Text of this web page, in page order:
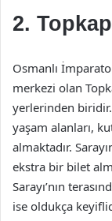
2.
Osmanlı
merkezi olan
yerlerinden biridir.
yaşam alanları,
almaktadır.
ekstra bir bilet
Sarayı’nın
ise oldukça